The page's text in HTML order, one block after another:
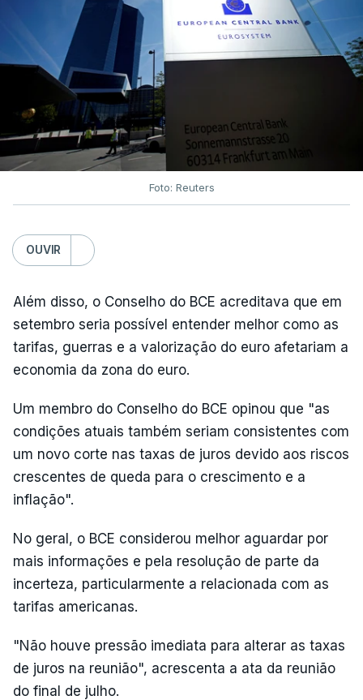
Foto: Reuters
OUVIR
Além disso, o Conselho do BCE acreditava que em
setembro seria possível entender melhor como as
tarifas, guerras e a valorização do euro afetariam a
economia da zona do euro.
Um membro do Conselho do BCE opinou que "as
condições atuais também seriam consistentes com
um novo corte nas taxas de juros devido aos riscos
crescentes de queda para o crescimento e a
inflação".
No geral, o BCE considerou melhor aguardar por
mais informações e pela resolução de parte da
incerteza, particularmente a relacionada com as
tarifas americanas.
"Não houve pressão imediata para alterar as taxas
de juros na reunião", acrescenta a ata da reunião
do final de julho.